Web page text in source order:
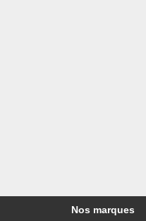
Nos marques